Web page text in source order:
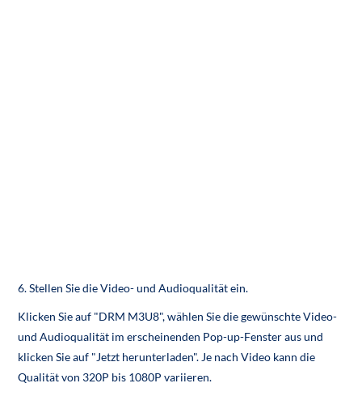
6. Stellen Sie die Video- und Audioqualität ein.
Klicken Sie auf "DRM M3U8", wählen Sie die gewünschte Video-
und Audioqualität im erscheinenden Pop-up-Fenster aus und
klicken Sie auf "Jetzt herunterladen". Je nach Video kann die
Qualität von 320P bis 1080P variieren.